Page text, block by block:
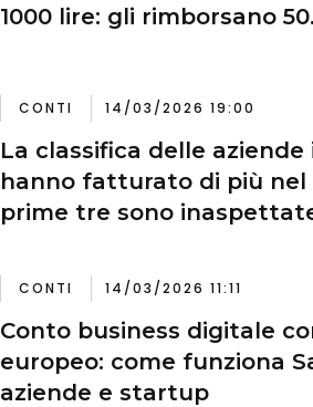
1000 lire: gli rimborsano
CONTI 14/03/2026 19:00
La classifica delle
hanno fatturato di più nel
prime tre sono
CONTI 14/03/2026 11:11
Conto business digitale
europeo: come funziona
aziende e startup